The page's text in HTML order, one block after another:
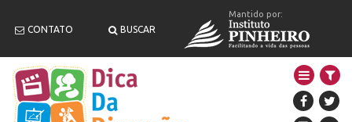
CONTATO BUSCAR
Mantido por: